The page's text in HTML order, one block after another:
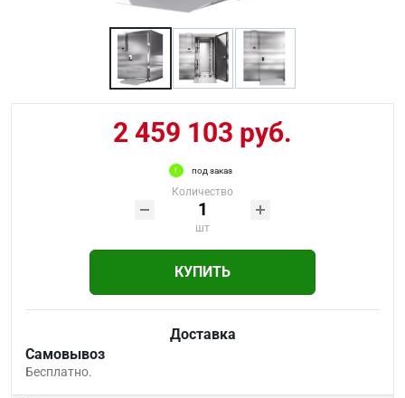
2 459 103 руб.
под заказ
Количество
шт
КУПИТЬ
Доставка
Самовывоз
Бесплатно.